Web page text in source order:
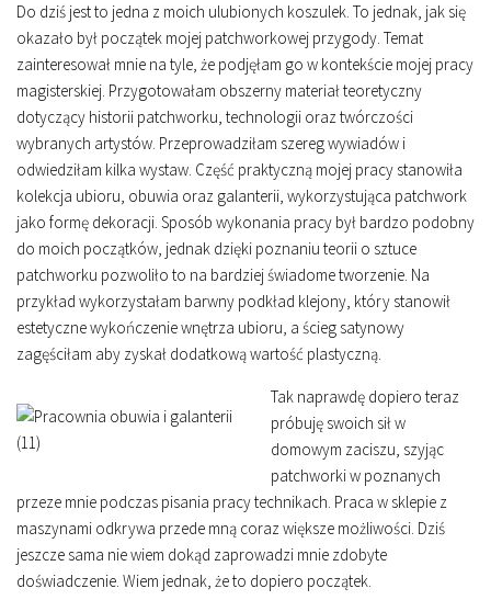
Do dziś jest to jedna z moich ulubionych koszulek. To jednak, jak się
okazało był początek mojej patchworkowej przygody. Temat
zainteresował mnie na tyle, że podjęłam go w kontekście mojej pracy
magisterskiej. Przygotowałam obszerny materiał teoretyczny
dotyczący historii patchworku, technologii oraz twórczości
wybranych artystów. Przeprowadziłam szereg wywiadów i
odwiedziłam kilka wystaw. Część praktyczną mojej pracy stanowiła
kolekcja ubioru, obuwia oraz galanterii, wykorzystująca patchwork
jako formę dekoracji. Sposób wykonania pracy był bardzo podobny
do moich początków, jednak dzięki poznaniu teorii o sztuce
patchworku pozwoliło to na bardziej świadome tworzenie. Na
przykład wykorzystałam barwny podkład klejony, który stanowił
estetyczne wykończenie wnętrza ubioru, a ścieg satynowy
zagęściłam aby zyskał dodatkową wartość plastyczną.
Tak naprawdę dopiero teraz
próbuję swoich sił w
domowym zaciszu, szyjąc
patchworki w poznanych
przeze mnie podczas pisania pracy technikach. Praca w sklepie z
maszynami odkrywa przede mną coraz większe możliwości. Dziś
jeszcze sama nie wiem dokąd zaprowadzi mnie zdobyte
doświadczenie. Wiem jednak, że to dopiero początek.